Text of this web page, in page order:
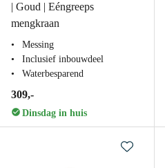
| Goud | Eéngreeps
mengkraan
Messing
Inclusief inbouwdeel
Waterbesparend
309,-
Dinsdag in huis